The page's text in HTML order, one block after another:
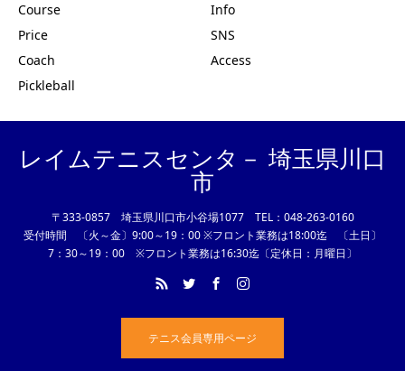
Course
Price
Coach
Pickleball
Info
SNS
Access
レイムテニスセンタ－ 埼玉県川口
市
〒333-0857 埼玉県川口市小谷場1077 TEL：048-263-0160
受付時間 〔火～金〕9:00～19：00 ※フロント業務は18:00迄 〔土日〕
7：30～19：00 ※フロント業務は16:30迄〔定休日：月曜日〕
テニス会員専用ページ